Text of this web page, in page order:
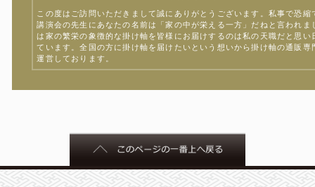
この度はご訪問いただきまして誠にありがとうございます。私事で恐縮
講演会の先生にあなたの名前は「家の中が栄える一方」だねと言われま
は家の繁栄の象徴的な掛け軸を皆様にお届けするのは私の天職だと思い
ています。全国の方に掛け軸を届けたいという想いから掛け軸の通販専
運営しております。